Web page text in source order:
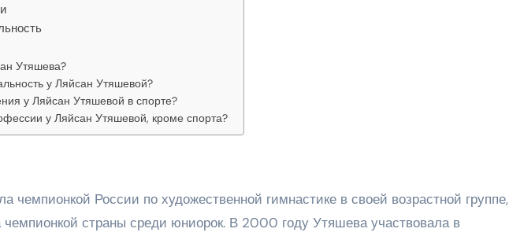
Утяшева?
у Ляйсан Утяшевой?
у Ляйсан Утяшевой в спорте?
у Ляйсан Утяшевой, кроме спорта?
чемпионкой России по художественной гимнастике в своей возрастной группе,
чемпионкой страны среди юниорок. В 2000 году Утяшева участвовала в